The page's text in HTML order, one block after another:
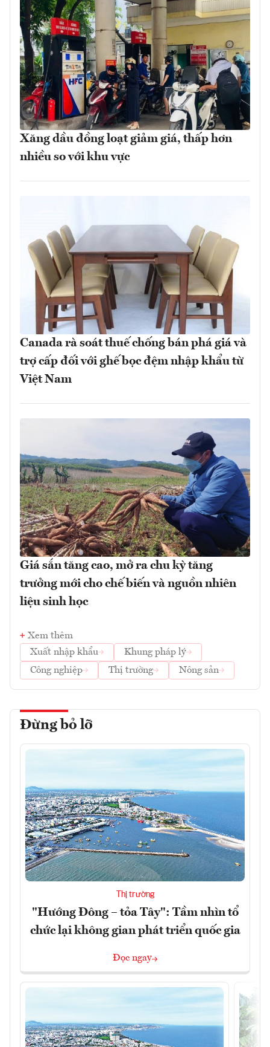
Xăng dầu đồng loạt giảm giá, thấp hơn
nhiều so với khu vực
Canada rà soát thuế chống bán phá giá và
trợ cấp đối với ghế bọc đệm nhập khẩu từ
Việt Nam
Giá sắn tăng cao, mở ra chu kỳ tăng
trưởng mới cho chế biến và nguồn nhiên
liệu sinh học
Xem thêm
Xuất nhập khẩu
Khung pháp lý
Công nghiệp
Thị trường Nông sản
Đừng bỏ lỡ
Thị trường
"Hướng Đông – tỏa Tây": Tầm nhìn tổ
chức lại không gian phát triển quốc gia
Đọc ngay